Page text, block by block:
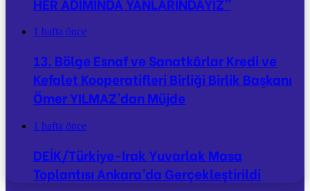
1 hafta önce
13. Bölge Esnaf ve Sanatkârlar Kredi ve
Kefalet Kooperatifleri Birliği Birlik Başkanı
Ömer YILMAZ’dan Müjde
1 hafta önce
DEİK/Türkiye-Irak Yuvarlak Masa
Toplantısı Ankara’da Gerçekleştirildi